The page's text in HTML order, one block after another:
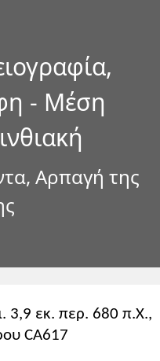
- Μέση
Αρπαγή της
3,9 εκ. περ. 680 π.Χ.,
CA617